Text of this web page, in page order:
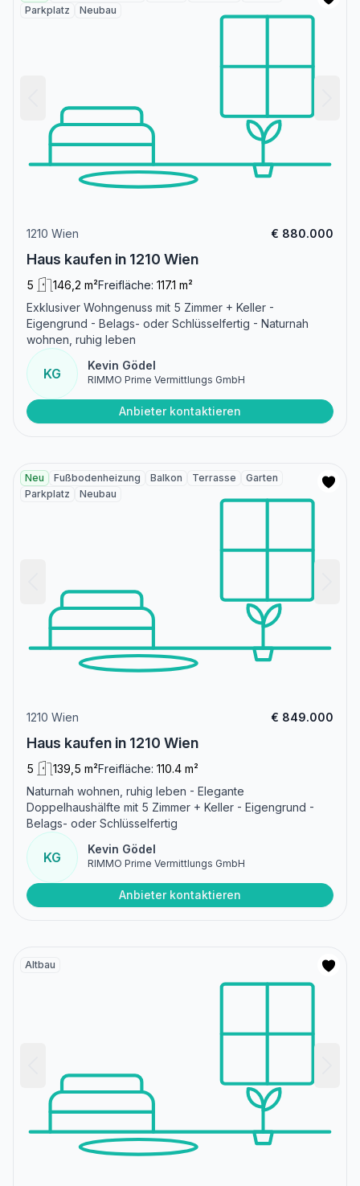
Parkplatz
Neubau
1210 Wien € 880.000
Haus kaufen in 1210 Wien
5 146,2 m²Freifläche: 117.1 m²
Exklusiver Wohngenuss mit 5 Zimmer + Keller -
Eigengrund - Belags- oder Schlüsselfertig - Naturnah
wohnen, ruhig leben
KG
Kevin Gödel
RIMMO Prime Vermittlungs GmbH
Anbieter kontaktieren
Neu Fußbodenheizung Balkon Terrasse
Garten
Parkplatz
Neubau
1210 Wien € 849.000
Haus kaufen in 1210 Wien
5 139,5 m²Freifläche: 110.4 m²
Naturnah wohnen, ruhig leben - Elegante
Doppelhaushälfte mit 5 Zimmer + Keller - Eigengrund -
Belags- oder Schlüsselfertig
KG
Kevin Gödel
RIMMO Prime Vermittlungs GmbH
Anbieter kontaktieren
Altbau